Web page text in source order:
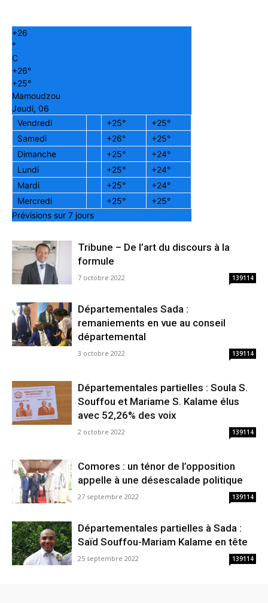
+26
°
C
+26°
+25°
Mamoudzou
Jeudi, 06
Vendredi
+25° +25°
Samedi
+26° +25°
Dimanche
+25° +24°
Lundi
+25° +24°
Mardi
+25° +24°
Mercredi
+25° +25°
Prévisions sur 7 jours
Tribune – De l’art du discours à la
formule
7 octobre 2022 139114
Départementales Sada :
remaniements en vue au conseil
départemental
3 octobre 2022 139114
Départementales partielles : Soula S.
Souffou et Mariame S. Kalame élus
avec 52,26% des voix
2 octobre 2022 139114
Comores : un ténor de l’opposition
appelle à une désescalade politique
27 septembre 2022 139114
Départementales partielles à Sada :
Saïd Souffou-Mariam Kalame en tête
25 septembre 2022 139114